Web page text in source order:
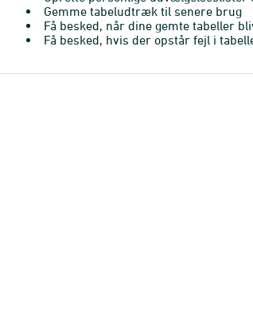
Gemme tabeludtræk til senere brug
Få besked, når dine gemte tabeller
Få besked, hvis der opstår fejl i